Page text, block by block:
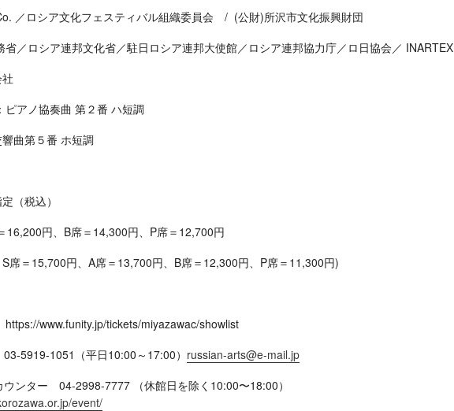
／ロシア文化フェスティバル組織委員会 / (公財)所沢市文化振興財団
省／ロシア連邦文化省／駐日ロシア連邦大使館／ロシア連邦協力庁／ロ日協会／ INARTEX
ピアノ協奏曲 第２番 ハ短調
曲第５番 ホ短調
（税込）
16,200円、B席＝14,300円、P席＝12,700円
S席＝15,700円、A席＝13,700円、B席＝12,300円、P席＝11,300円)
www.funity.jp/tickets/miyazawac/showlist
5919-1051（平日10:00～17:00） russian-arts@e-mail.jp
ウンター 04-2998-7777 （休館日を除く10:00〜18:00）
event/